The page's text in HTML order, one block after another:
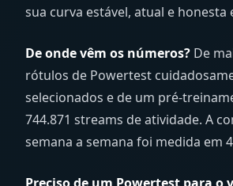
sua curva estável, atual e honesta
De onde vêm os números? De
rótulos de Powertest
selecionados e de um pré-
744.871 streams de atividade. A
semana a semana foi medida em